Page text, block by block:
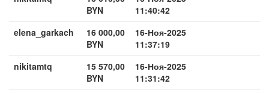
BYN
11:40:42
elena_garkach
16 000,00
BYN
16-Ноя-2025
11:37:19
nikitamtq
15 570,00
BYN
16-Ноя-2025
11:31:42